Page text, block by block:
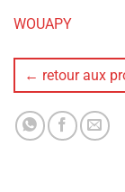
WOUAPY
← retour aux